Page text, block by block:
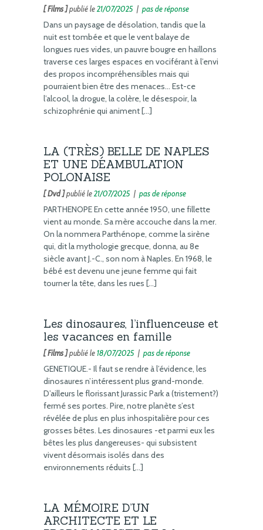
[ Films ]publié le21/07/2025 | pas de réponse
Dans un paysage de désolation, tandis que la
nuit est tombée et que le vent balaye de
longues rues vides, un pauvre bougre en haillons
traverse ces larges espaces en vociférant à l’envi
des propos incompréhensibles mais qui
pourraient bien être des menaces… Est-ce
l’alcool, la drogue, la colère, le désespoir, la
schizophrénie qui animent […]
LA (TRÈS) BELLE DE NAPLES
ET UNE DÉAMBULATION
POLONAISE
[ Dvd ]publié le21/07/2025 | pas de réponse
PARTHENOPE En cette année 1950, une fillette
vient au monde. Sa mère accouche dans la mer.
On la nommera Parthénope, comme la sirène
qui, dit la mythologie grecque, donna, au 8e
siècle avant J.-C., son nom à Naples. En 1968, le
bébé est devenu une jeune femme qui fait
tourner la tête, dans les rues […]
Les dinosaures, l’influenceuse et
les vacances en famille
[ Films ]publié le18/07/2025 | pas de réponse
GENETIQUE.- Il faut se rendre à l’évidence, les
dinosaures n’intéressent plus grand-monde.
D’ailleurs le florissant Jurassic Park a (tristement?)
fermé ses portes. Pire, notre planète s’est
révélée de plus en plus inhospitalière pour ces
grosses bêtes. Les dinosaures -et parmi eux les
bêtes les plus dangereuses- qui subsistent
vivent désormais isolés dans des
environnements réduits […]
LA MÉMOIRE D’UN
ARCHITECTE ET LE